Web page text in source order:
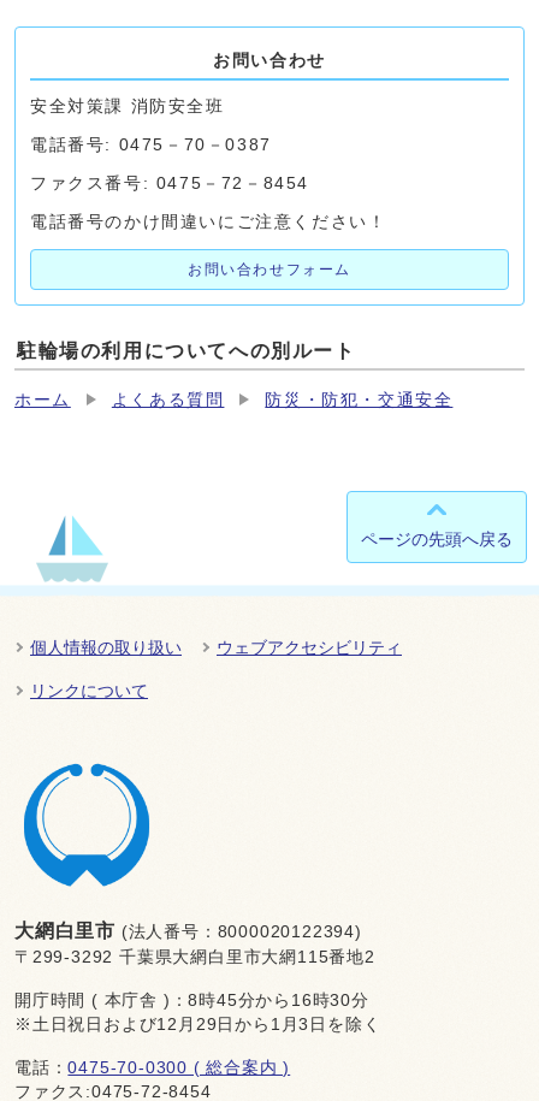
お問い合わせ
安全対策課 消防安全班
電話番号: 0475－70－0387
ファクス番号: 0475－72－8454
電話番号のかけ間違いにご注意ください！
お問い合わせフォーム
駐輪場の利用についてへの別ルート
ホーム よくある質問 防災・防犯・交通安全
ページの先頭へ戻る
個人情報の取り扱い ウェブアクセシビリティ
リンクについて
大網白里市 (法人番号：8000020122394)
〒299-3292 千葉県大網白里市大網115番地2
開庁時間 ( 本庁舎 )：8時45分から16時30分
※土日祝日および12月29日から1月3日を除く
電話：0475-70-0300 ( 総合案内 )
ファクス:0475-72-8454